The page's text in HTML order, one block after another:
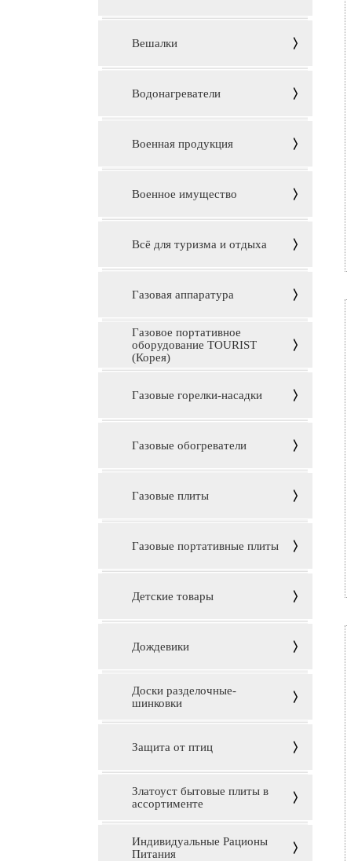
Вешалки
Водонагреватели
Военная продукция
Военное имущество
Всё для туризма и отдыха
Газовая аппаратура
Газовое портативное
оборудование TOURIST
(Корея)
Газовые горелки-насадки
Газовые обогреватели
Газовые плиты
Газовые портативные плиты
Детские товары
Дождевики
Доски разделочные-
шинковки
Защита от птиц
Златоуст бытовые плиты в
ассортименте
Индивидуальные Рационы
Питания